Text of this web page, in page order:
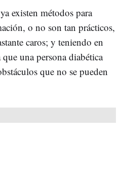
existen métodos para
o no son tan prácticos,
caros; y teniendo en
una persona diabética
que no se pueden